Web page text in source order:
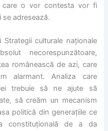
care o vor contesta vor fi
adresează.
culturale naționale
necorespunzătoare,
românească de azi, care
alarmant. Analiza care
trebuie să ne ajute să
să creăm un mecanism
politică din generațiile ce
constituțională de a da